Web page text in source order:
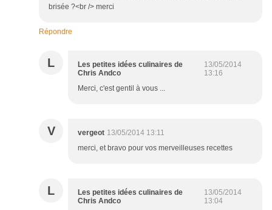
brisée ?<br /> merci
Répondre
L
Les petites idées culinaires de
Chris Andco
13/05/2014
13:16
Merci, c'est gentil à vous ...
V vergeot 13/05/2014 13:11
merci, et bravo pour vos merveilleuses recettes
L
Les petites idées culinaires de
Chris Andco
13/05/2014
13:04